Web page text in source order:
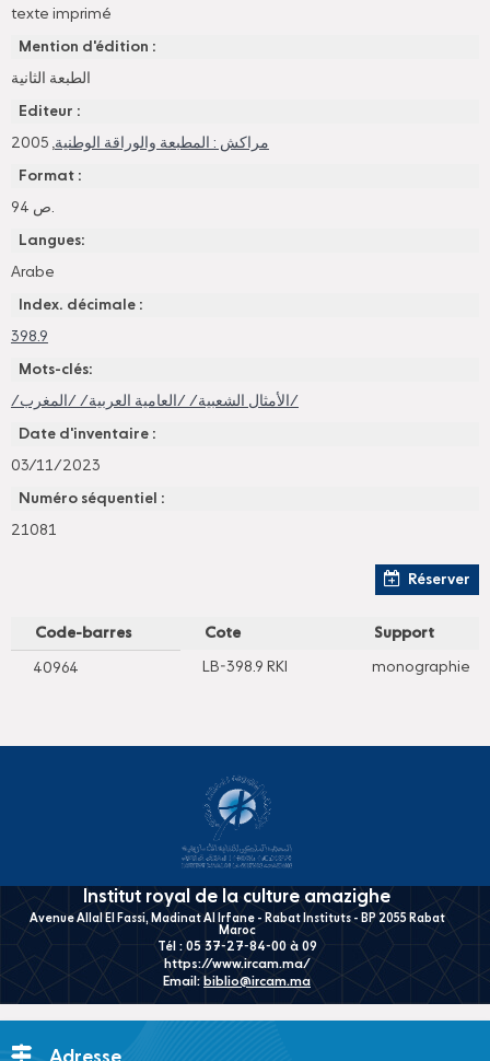
texte imprimé
Mention d'édition :
الطبعة الثانية
Editeur :
مراكش : المطبعة والوراقة الوطنية, 2005
Format :
94 ص.
Langues:
Arabe
Index. décimale :
398.9
Mots-clés:
/الأمثال الشعبية/ /العامية العربية/ /المغرب/
Date d'inventaire :
03/11/2023
Numéro séquentiel :
21081
Réserver
Code-barres Cote Support
40964 LB-398.9 RKI monographie
Institut royal de la culture amazighe
Avenue Allal El Fassi, Madinat Al Irfane - Rabat Instituts - BP 2055 Rabat
Maroc
Tél : 05 37-27-84-00 à 09
https://www.ircam.ma/
Email: biblio@ircam.ma